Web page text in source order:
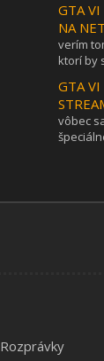
GTA VI
NA
verím
ktorí by
GTA
vôbec
Rozprávky